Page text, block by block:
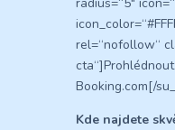
rel=“nofollow“
Booking.com[/
Kde najdete